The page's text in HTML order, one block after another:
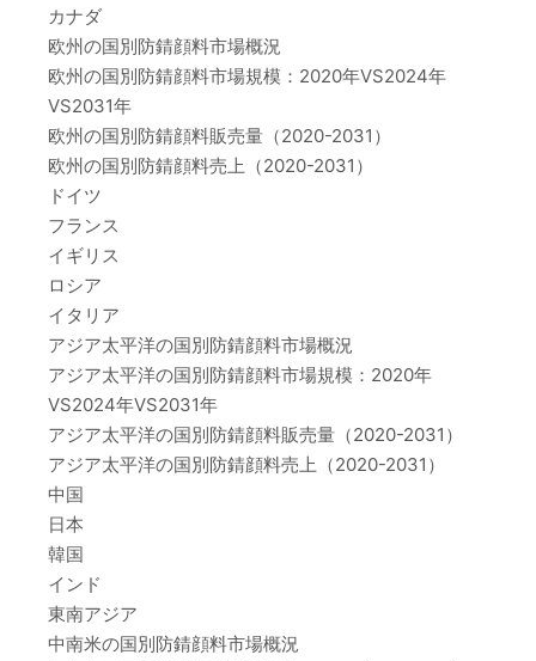
カナダ
欧州の国別防錆顔料市場概況
欧州の国別防錆顔料市場規模：2020年VS2024年
VS2031年
欧州の国別防錆顔料販売量（2020-2031）
欧州の国別防錆顔料売上（2020-2031）
ドイツ
フランス
イギリス
ロシア
イタリア
アジア太平洋の国別防錆顔料市場概況
アジア太平洋の国別防錆顔料市場規模：2020年
VS2024年VS2031年
アジア太平洋の国別防錆顔料販売量（2020-2031）
アジア太平洋の国別防錆顔料売上（2020-2031）
中国
日本
韓国
インド
東南アジア
中南米の国別防錆顔料市場概況